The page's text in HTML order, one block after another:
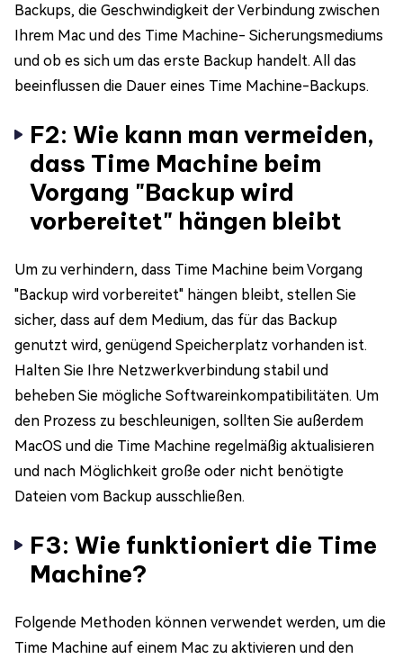
Backups, die Geschwindigkeit der Verbindung zwischen
Ihrem Mac und des Time Machine- Sicherungsmediums
und ob es sich um das erste Backup handelt. All das
beeinflussen die Dauer eines Time Machine-Backups.
F2: Wie kann man vermeiden,
dass Time Machine beim
Vorgang "Backup wird
vorbereitet" hängen bleibt
Um zu verhindern, dass Time Machine beim Vorgang
"Backup wird vorbereitet" hängen bleibt, stellen Sie
sicher, dass auf dem Medium, das für das Backup
genutzt wird, genügend Speicherplatz vorhanden ist.
Halten Sie Ihre Netzwerkverbindung stabil und
beheben Sie mögliche Softwareinkompatibilitäten. Um
den Prozess zu beschleunigen, sollten Sie außerdem
MacOS und die Time Machine regelmäßig aktualisieren
und nach Möglichkeit große oder nicht benötigte
Dateien vom Backup ausschließen.
F3: Wie funktioniert die Time
Machine?
Folgende Methoden können verwendet werden, um die
Time Machine auf einem Mac zu aktivieren und den